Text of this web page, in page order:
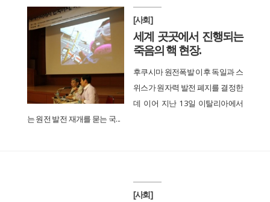
[사회]
세계 곳곳에서 진행되는
죽음의 핵 현장.
후쿠시마 원전폭발 이후 독일과 스
위스가 원자력 발전 폐지를 결정한
데 이어 지난 13일 이탈리아에서
는 원전 발전 재개를 묻는 국...
[사회]